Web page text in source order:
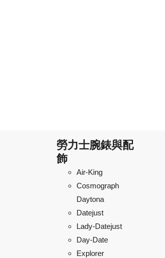
勞力士腕錶與配
飾
Air-King
Cosmograph
Daytona
Datejust
Lady-Datejust
Day-Date
Explorer